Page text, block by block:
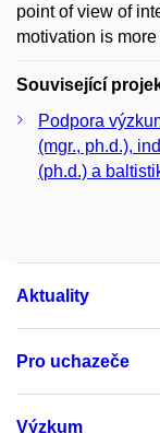
point of view of
motivation is
Související
Podpora
(mgr., ph.d.),
(ph.d.) a
Aktuality
Pro uchazeče
Výzkum